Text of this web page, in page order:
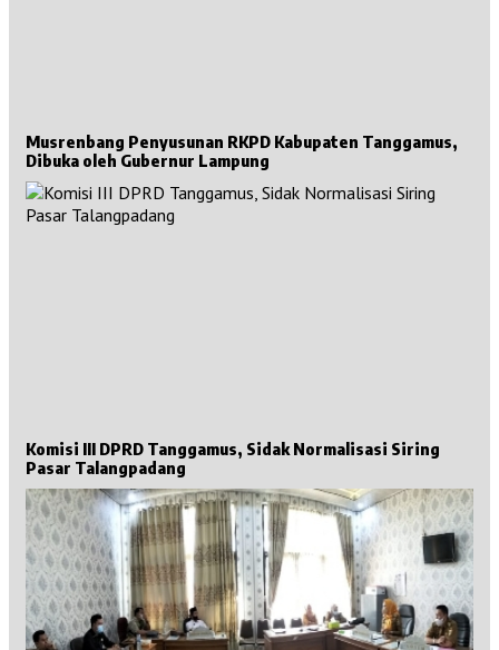
Musrenbang Penyusunan RKPD Kabupaten Tanggamus,
Dibuka oleh Gubernur Lampung
Komisi III DPRD Tanggamus, Sidak Normalisasi Siring
Pasar Talangpadang